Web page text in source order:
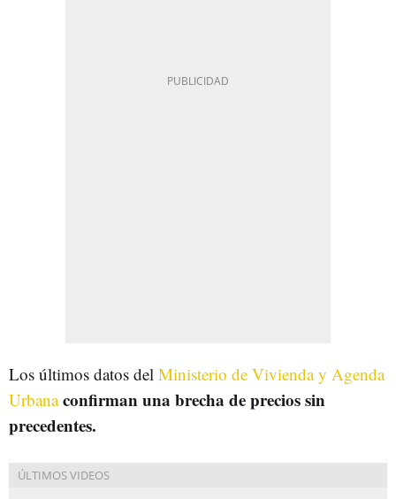
Los últimos datos del Ministerio de Vivienda y Agenda
Urbanaconfirman una brecha de precios sin
precedentes.